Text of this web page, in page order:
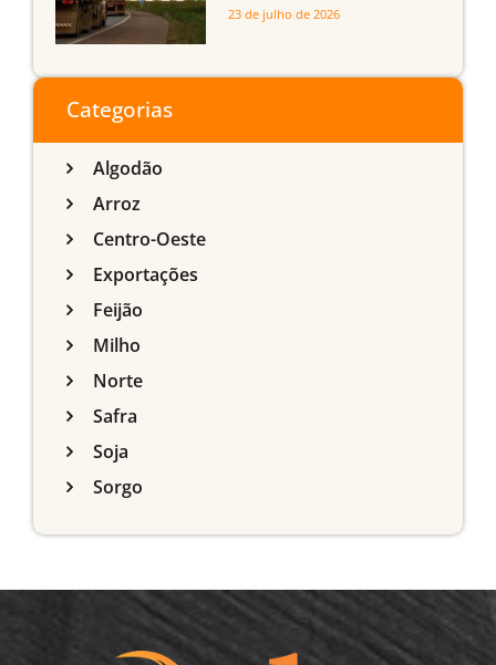
infraestrutura logística
do Sul
23 de julho de 2026
Categorias
Algodão
Arroz
Centro-Oeste
Exportações
Feijão
Milho
Norte
Safra
Soja
Sorgo